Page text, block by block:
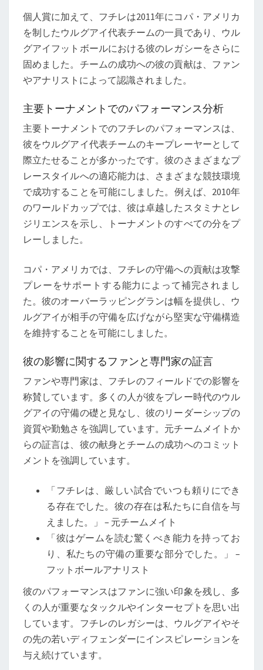
個人賞に加えて、フチレは2011年にコパ・アメリカ
を制したウルグアイ代表チームの一員であり、ウル
グアイフットボールにおける彼のレガシーをさらに
固めました。チームの成功への彼の貢献は、ファン
やアナリストによって認識されました。
主要トーナメントでのパフォーマンス分析
主要トーナメントでのフチレのパフォーマンスは、
彼をウルグアイ代表チームのキープレーヤーとして
際立たせることが多かったです。彼のさまざまなプ
レースタイルへの適応能力は、さまざまな競技環境
で成功することを可能にしました。例えば、2010年
のワールドカップでは、彼は卓越したスタミナとレ
ジリエンスを示し、トーナメントのすべての分をプ
レーしました。
コパ・アメリカでは、フチレの守備への貢献は攻撃
プレーをサポートする能力によって補完されまし
た。彼のオーバーラッピングランは幅を提供し、ウ
ルグアイが相手の守備を広げながら堅実な守備構造
を維持することを可能にしました。
彼の影響に関するファンと専門家の証言
ファンや専門家は、フチレのフィールドでの影響を
称賛しています。多くの人が彼をプレー時代のウル
グアイの守備の礎と見なし、彼のリーダーシップの
資質や勤勉さを強調しています。元チームメイトか
らの証言は、彼の献身とチームの成功へのコミット
メントを強調しています。
「フチレは、厳しい試合でいつも頼りにでき
る存在でした。彼の存在は私たちに自信を与
えました。」 – 元チームメイト
「彼はゲームを読む驚くべき能力を持ってお
り、私たちの守備の重要な部分でした。」 –
フットボールアナリスト
彼のパフォーマンスはファンに強い印象を残し、多
くの人が重要なタックルやインターセプトを思い出
しています。フチレのレガシーは、ウルグアイやそ
の先の若いディフェンダーにインスピレーションを
与え続けています。